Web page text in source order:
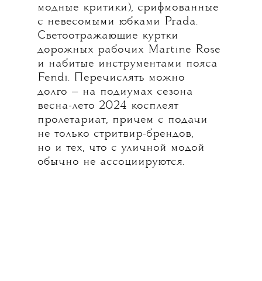
модные критики), срифмованные
с невесомыми юбками Prada.
Светоотражающие куртки
дорожных рабочих Martine Rose
и набитые инструментами пояса
Fendi. Перечислять можно
долго — на подиумах сезона
весна-лето 2024 косплеят
пролетариат, причем с подачи
не только стритвир-брендов,
но и тех, что с уличной модой
обычно не ассоциируются.